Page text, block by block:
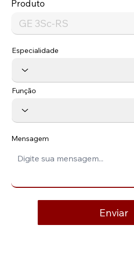
Produto
Especialidade
Função
Mensagem
Enviar